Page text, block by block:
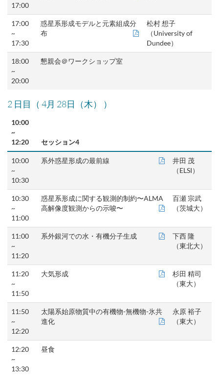
17:00
17:00
~
17:30
惑星系形成モデルと元素組成分
布
松村 想子
（University of
Dundee）
18:00
~
20:00
懇親会＠ワークショップ室
2 日目（ 4月 28日（木） ）
10:00
~
12:20
セッション4
10:00
~
10:30
系外惑星形成の最前線
井田 茂
（ELSI）
10:30
~
11:00
惑星系形成に関する観測的制約〜ALMA
高解像度観測からの示唆〜
百瀬 宗武
（茨城大）
11:00
~
11:20
系外銀河での水・有機分子生成
下西 隆
（東北大）
11:20
~
11:50
大気形成
杉田 精司
（東大）
11:50
~
12:20
太陽系始原物質中の有機物-無機物-氷共
進化
永原 裕子
（東大）
12:20
~
13:30
昼食